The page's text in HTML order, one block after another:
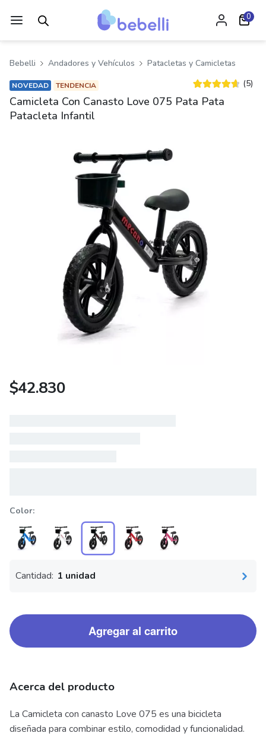
0
Bebelli Andadores y Vehículos Patacletas y Camicletas
Valorado
(5)
NOVEDAD TENDENCIA
Camicleta Con Canasto Love 075 Pata Pata
Patacleta Infantil
$42.830
Color
Cantidad: 1 unidad
Agregar al carrito
Acerca del producto
La Camicleta con canasto Love 075 es una bicicleta
diseñada para combinar estilo, comodidad y funcionalidad.